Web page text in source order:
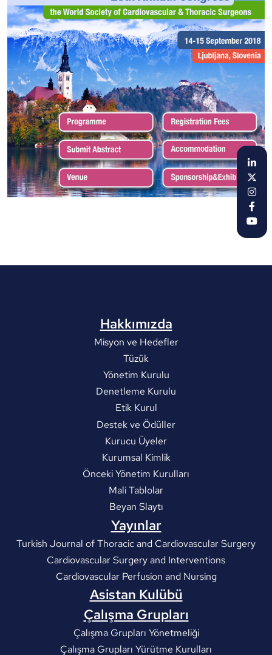
Hakkımızda
Misyon ve Hedefler
Tüzük
Yönetim Kurulu
Denetleme Kurulu
Etik Kurul
Destek ve Ödüller
Kurucu Üyeler
Kurumsal Kimlik
Önceki Yönetim Kurulları
Mali Tablolar
Beyan Slaytı
Yayınlar
Turkish Journal of Thoracic and Cardiovascular Surgery
Cardiovascular Surgery and Interventions
Cardiovascular Perfusion and Nursing
Asistan Kulübü
Çalışma Grupları
Çalışma Grupları Yönetmeliği
Çalışma Grupları Yürütme Kurulları